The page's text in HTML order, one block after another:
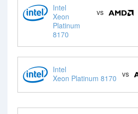
Intel
Xeon
Platinum
8170
vs
Intel
Xeon Platinum 8170 vs